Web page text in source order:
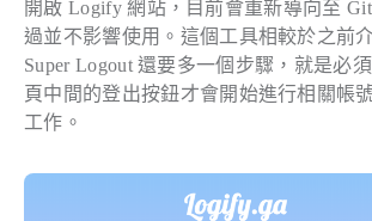
開啟 Logify 網站，目前會重新導向至
過並不影響使用。這個工具相較於之前
Super Logout 還要多一個步驟，就是必
頁中間的登出按鈕才會開始進行相關帳
工作。